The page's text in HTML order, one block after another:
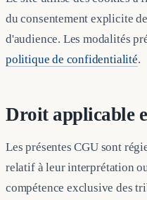
du consentement explicite
d'audience. Les modalités
politique de confidentialité.
Droit applicable
Les présentes CGU sont
relatif à leur interprétation
compétence exclusive des